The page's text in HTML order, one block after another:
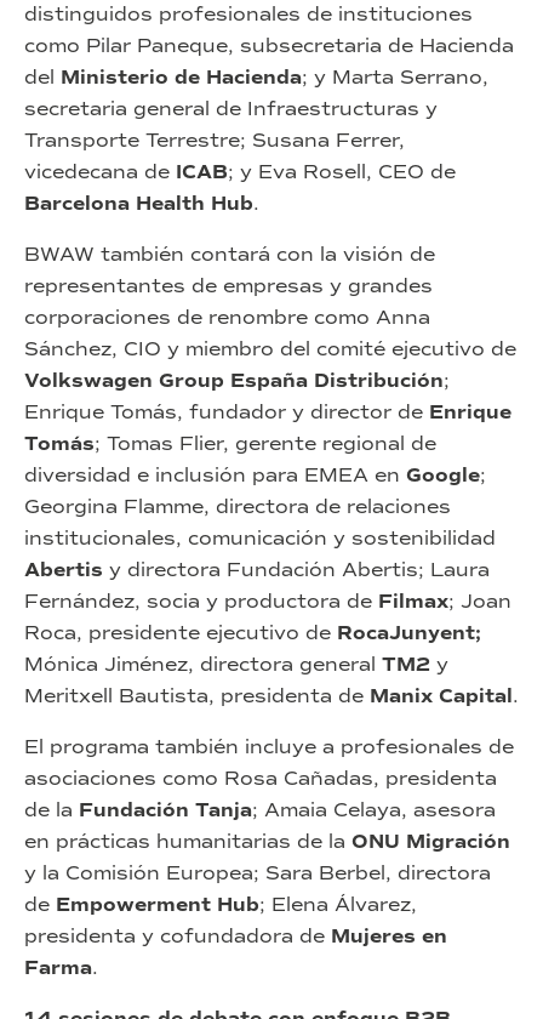
distinguidos profesionales de instituciones
como Pilar Paneque, subsecretaria de Hacienda
del Ministerio de Hacienda; y Marta Serrano,
secretaria general de Infraestructuras y
Transporte Terrestre; Susana Ferrer,
vicedecana de ICAB; y Eva Rosell, CEO de
Barcelona Health Hub.
BWAW también contará con la visión de
representantes de empresas y grandes
corporaciones de renombre como Anna
Sánchez, CIO y miembro del comité ejecutivo de
Volkswagen Group España Distribución;
Enrique Tomás, fundador y director de Enrique
Tomás; Tomas Flier, gerente regional de
diversidad e inclusión para EMEA en Google;
Georgina Flamme, directora de relaciones
institucionales, comunicación y sostenibilidad
Abertis y directora Fundación Abertis; Laura
Fernández, socia y productora de Filmax; Joan
Roca, presidente ejecutivo de RocaJunyent;
Mónica Jiménez, directora general TM2 y
Meritxell Bautista, presidenta de Manix Capital.
El programa también incluye a profesionales de
asociaciones como Rosa Cañadas, presidenta
de la Fundación Tanja; Amaia Celaya, asesora
en prácticas humanitarias de la ONU Migración
y la Comisión Europea; Sara Berbel, directora
de Empowerment Hub; Elena Álvarez,
presidenta y cofundadora de Mujeres en
Farma.